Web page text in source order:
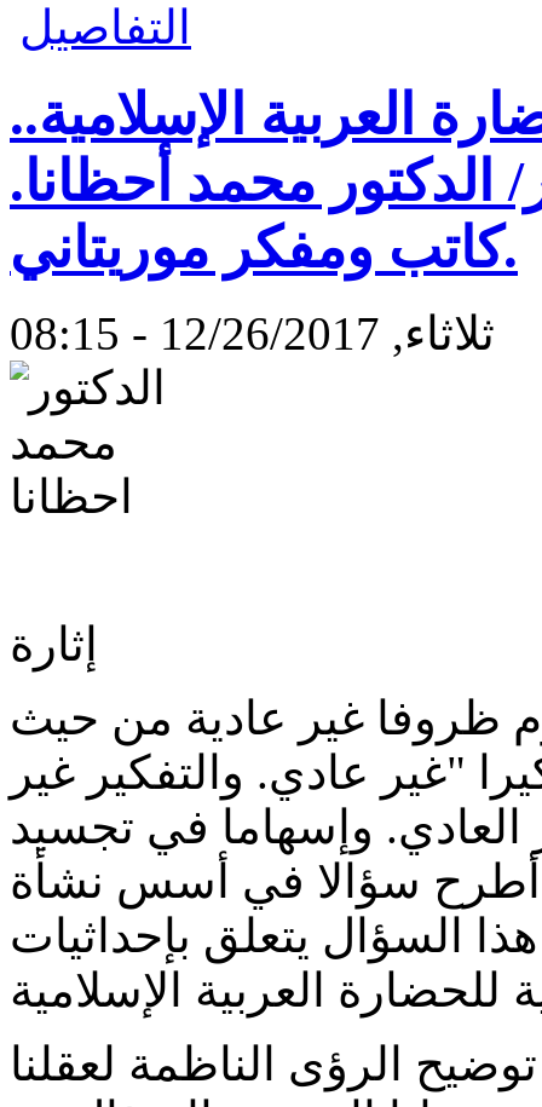
التفاصيل
العربية الإسلامية..
الدكتور محمد أحظانا.
كاتب ومفكر موريتاني.
ثلاثاء, 12/26/2017 - 08:15
إثارة
ظروفا غير عادية من حيث
"غير عادي. والتفكير غير
العادي. وإسهاما في تجسيد
أطرح سؤالا في أسس نشأة
السؤال يتعلق بإحداثيات
الرؤى الناظمة لعقلنا